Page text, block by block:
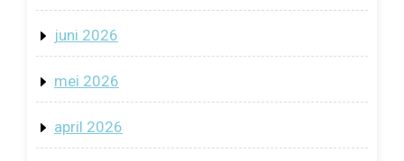
juni 2026
mei 2026
april 2026